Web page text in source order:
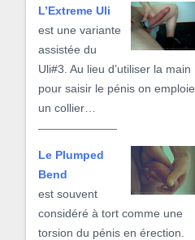
L’Extreme Uli
est une variante
assistée du
Uli#3. Au lieu d’utiliser la main
pour saisir le pénis on emploie
un collier…
Le Plumped
Bend
est souvent
considéré à tort comme une
torsion du pénis en érection.